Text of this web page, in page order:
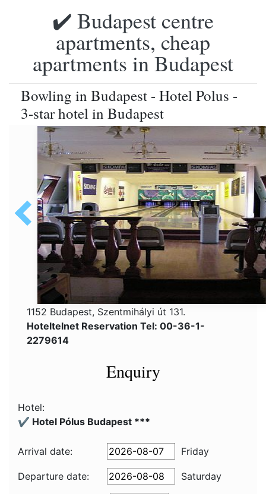
✔️ Budapest centre
apartments, cheap
apartments in Budapest
Bowling in Budapest - Hotel Polus -
3-star hotel in Budapest
1152 Budapest, Szentmihályi út 131.
Hoteltelnet Reservation Tel: 00-36-1-
2279614
Enquiry
Hotel:
✔️ Hotel Pólus Budapest ***
Arrival date: Friday
Departure date:
Saturday